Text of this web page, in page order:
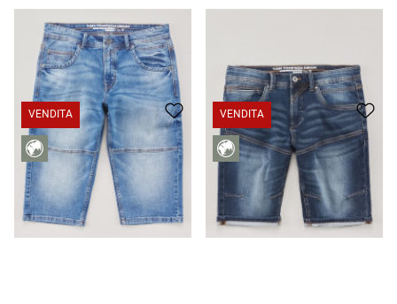
CHF 49.95 CHF 29.95
VENDITA VENDITA